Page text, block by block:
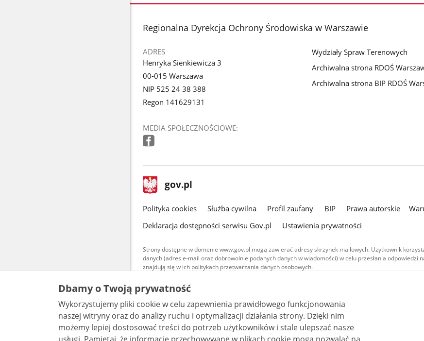
stopka
Regionalna Dyrekcja Ochrony Środowiska w Warszawie
ADRES
Henryka Sienkiewicza 3
00-015 Warszawa
NIP 525 24 38 388
Regon 141629131
MEDIA SPOŁECZNOŚCIOWE:
Wydziały Spraw Terenowych
Archiwalna strona RDOŚ
Archiwalna strona BIP RDOŚ
stopka
gov.pl Strona
gov.pl
gov.pl
Polityka cookies Służba cywilna Profil zaufany BIP Prawa autorskie
Deklaracja dostępności serwisu Gov.pl
Ustawienia prywatności
Strony dostępne w domenie www.gov.pl mogą zawierać adresy skrzynek mailowych. Użytkownik
danych (adres e-mail oraz dobrowolnie podanych danych w wiadomości) w celu przesłania odpowiedzi
znajdują się w ich politykach przetwarzania danych osobowych.
Treści tekstowe publikowane w serwisie (z wyłączeniem treści audiowizualnych), są
udostępniane na licencji typu Creative Commons: uznanie autorstwa - na tych samych
warunkach 4.0 (CC BY-SA 4.0). Materiały audiowizualne, w tym zdjęcia, materiały audio i
są udostępniane na licencji typu Creative Commons: uznanie autorstwa użycie
bez utworów zależnych 4.0 (CC BY-NC-ND 4.0), o ile nie jest to stwierdzone inaczej.
Dbamy o Twoją prywatność
Wykorzystujemy pliki cookie w celu zapewnienia prawidłowego funkcjonowania
naszej witryny oraz do analizy ruchu i optymalizacji działania strony. Dzięki nim
możemy lepiej dostosować treści do potrzeb użytkowników i stale ulepszać nasze